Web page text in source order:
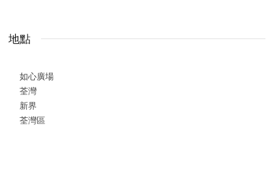
地點
如心廣場
荃灣
新界
荃灣區